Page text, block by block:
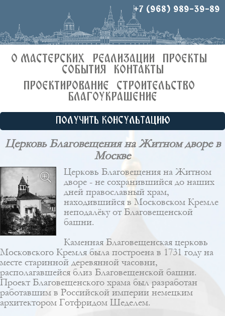
+7 (968) 989-39-89
О МАСТЕРСКИХ РЕАЛИЗАЦИИ
ПРОЕКТЫ
СОБЫТИЯ
КОНТАКТЫ
ПРОЕКТИРОВАНИЕ
СТРОИТЕЛЬСТВО
БЛАГОУКРАШЕНИЕ
ПОЛУЧИТЬ КОНСУЛЬТАЦИЮ
Церковь Благовещения на Житном дворе в
Москве
Церковь Благовещения на Житном
дворе - не сохранившийся до наших
дней православный храм,
находившийся в Московском Кремле
неподалёку от Благовещенской
башни.
Каменная Благовещенская церковь
Московского Кремля была построена в 1731 году на
месте старинной деревянной часовни,
располагавшейся близ Благовещенской башни.
Проект Благовещенского храма был разработан
работавшим в Российской империи немецким
архитектором Готфридом Шеделем.